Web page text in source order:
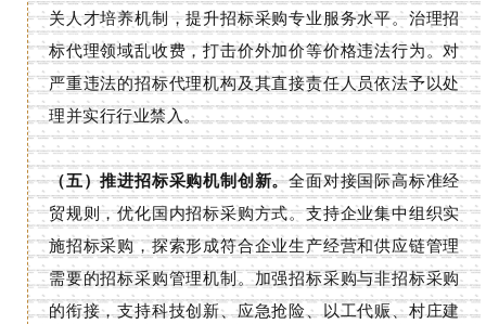
关人才培养机制，提升招标采购专业服务水平。治理招
标代理领域乱收费，打击价外加价等价格违法行为。对
严重违法的招标代理机构及其直接责任人员依法予以处
理并实行行业禁入。
（五）推进招标采购机制创新。全面对接国际高标准经
贸规则，优化国内招标采购方式。支持企业集中组织实
施招标采购，探索形成符合企业生产经营和供应链管理
需要的招标采购管理机制。加强招标采购与非招标采购
的衔接，支持科技创新、应急抢险、以工代赈、村庄建